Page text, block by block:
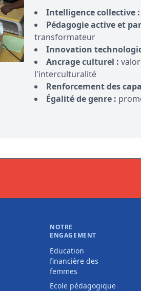
Intelligence collective :
Pédagogie active et
transformateur
Innovation
Ancrage culturel :
l'interculturalité
Renforcement des
Égalité de genre :
NOTRE
ENGAGEMENT
Education
financière des
femmes
Ecole pédagogique